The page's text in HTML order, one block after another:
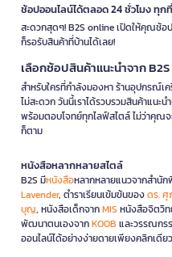
ช้อปออนไลน์ได้ตลอด 24 ชั่วโมง ทุก
สะดวกสุดๆ! B2S online เปิดให้คุณช้
ก็รอรับสินค้าที่บ้านได้เลย!
เลือกช้อปสินค้าแนะนำจาก
สำหรับใครที่กำลังมองหา ร้านอุปกรณ์เ
ไม่สะดวก วันนี้เราได้รวบรวมสินค้าแนะ
พร้อมตอบโจทย์ทุกไลฟ์สไตล์ ไม่ว่าคุณ
ก็ตาม
หนังสือหลากหลายสไตล์
B2S มีหนังสือหลากหลายแนวจากสำนั
Lavender, ตำราเรียนเข้มข้นของดร.
บุญ, หนังสือเด็กจากMIS หนังสือจิตวิท
พัฒนาตนเองจากKOOB และวรรณกร
ออนไลน์ได้อย่างง่ายดายเพียงคลิกเดียว